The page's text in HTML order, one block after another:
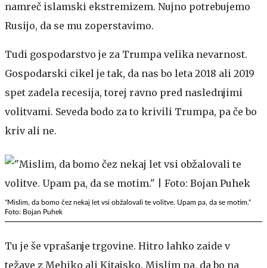
namreč islamski ekstremizem. Nujno potrebujemo
Rusijo, da se mu zoperstavimo.
Tudi gospodarstvo je za Trumpa velika nevarnost.
Gospodarski cikel je tak, da nas bo leta 2018 ali 2019
spet zadela recesija, torej ravno pred naslednjimi
volitvami. Seveda bodo za to krivili Trumpa, pa če bo
kriv ali ne.
"Mislim, da bomo čez nekaj let vsi obžalovali te volitve. Upam pa, da se motim."
Foto: Bojan Puhek
Tu je še vprašanje trgovine. Hitro lahko zaide v
težave z Mehiko ali Kitajsko. Mislim pa, da bo na